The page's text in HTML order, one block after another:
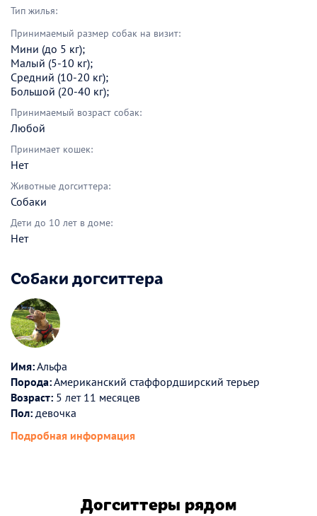
Тип жилья:
Принимаемый размер собак на визит:
Мини (до 5 кг);
Малый (5-10 кг);
Средний (10-20 кг);
Большой (20-40 кг);
Принимаемый возраст собак:
Любой
Принимает кошек:
Нет
Животные догситтера:
Собаки
Дети до 10 лет в доме:
Нет
Собаки догситтера
Имя:Альфа
Порода:Американский стаффордширский терьер
Возраст: 5 лет 11 месяцев
Пол: девочка
Подробная информация
Догситтеры рядом